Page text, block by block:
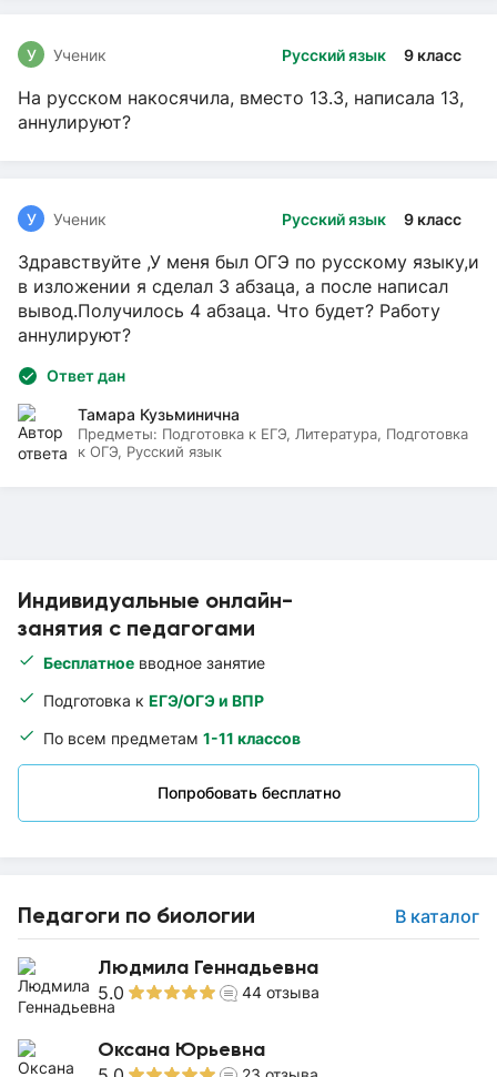
Индивидуальные онлайн-
занятия с педагогами
Бесплатное вводное занятие
Подготовка к ЕГЭ/ОГЭ и ВПР
По всем предметам 1-11 классов
Попробовать бесплатно
Педагоги по биологии В каталог
Людмила Геннадьевна
5.0 44 отзыва
Оксана Юрьевна
Русский язык 9 класс
У Ученик
На русском накосячила, вместо 13.3, написала 13,
аннулируют?
Русский язык 9 класс
У Ученик
Здравствуйте ,У меня был ОГЭ по русскому языку,и
в изложении я сделал 3 абзаца, а после написал
вывод.Получилось 4 абзаца. Что будет? Работу
аннулируют?
Ответ дан
Тамара Кузьминична
Предметы: Подготовка к ЕГЭ, Литература, Подготовка
к ОГЭ, Русский язык